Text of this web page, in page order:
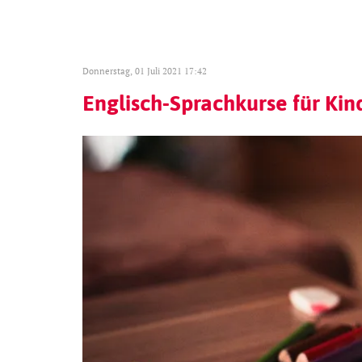
Donnerstag, 01 Juli 2021 17:42
Englisch-Sprachkurse für